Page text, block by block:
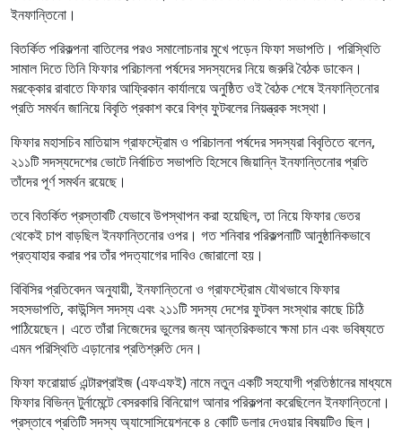
ইনফান্তিনো।
বিতর্কিত পরিকল্পনা বাতিলের পরও সমালোচনার মুখে পড়েন ফিফা সভাপতি। পরিস্থিতি
সামাল দিতে তিনি ফিফার পরিচালনা পর্ষদের সদস্যদের নিয়ে জরুরি বৈঠক ডাকেন।
মরক্কোর রাবাতে ফিফার আফ্রিকান কার্যালয়ে অনুষ্ঠিত ওই বৈঠক শেষে ইনফান্তিনোর
প্রতি সমর্থন জানিয়ে বিবৃতি প্রকাশ করে বিশ্ব ফুটবলের নিয়ন্ত্রক সংস্থা।
ফিফার মহাসচিব মাতিয়াস গ্রাফস্ট্রোম ও পরিচালনা পর্ষদের সদস্যরা বিবৃতিতে বলেন,
২১১টি সদস্যদেশের ভোটে নির্বাচিত সভাপতি হিসেবে জিয়ান্নি ইনফান্তিনোর প্রতি
তাঁদের পূর্ণ সমর্থন রয়েছে।
তবে বিতর্কিত প্রস্তাবটি যেভাবে উপস্থাপন করা হয়েছিল, তা নিয়ে ফিফার ভেতর
থেকেই চাপ বাড়ছিল ইনফান্তিনোর ওপর। গত শনিবার পরিকল্পনাটি আনুষ্ঠানিকভাবে
প্রত্যাহার করার পর তাঁর পদত্যাগের দাবিও জোরালো হয়।
বিবিসির প্রতিবেদন অনুযায়ী, ইনফান্তিনো ও গ্রাফস্ট্রোম যৌথভাবে ফিফার
সহসভাপতি, কাউন্সিল সদস্য এবং ২১১টি সদস্য দেশের ফুটবল সংস্থার কাছে চিঠি
পাঠিয়েছেন। এতে তাঁরা নিজেদের ভুলের জন্য আন্তরিকভাবে ক্ষমা চান এবং ভবিষ্যতে
এমন পরিস্থিতি এড়ানোর প্রতিশ্রুতি দেন।
ফিফা ফরোয়ার্ড এন্টারপ্রাইজ (এফএফই) নামে নতুন একটি সহযোগী প্রতিষ্ঠানের মাধ্যমে
ফিফার বিভিন্ন টুর্নামেন্টে বেসরকারি বিনিয়োগ আনার পরিকল্পনা করেছিলেন ইনফান্তিনো।
প্রস্তাবে প্রতিটি সদস্য অ্যাসোসিয়েশনকে ৪ কোটি ডলার দেওয়ার বিষয়টিও ছিল।